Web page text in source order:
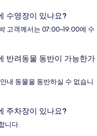
수영장이 있나요?
고객께서는 07:00~19:00에 수
반려동물 동반이 가능한가
내 동물을 동반하실 수 없습니
주차장이 있나요?
니다.